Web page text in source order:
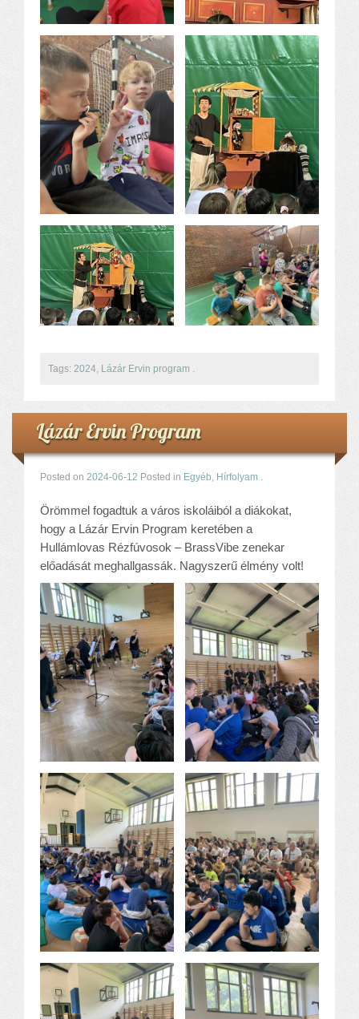
Komplex közlekedés Egészségfejlesztés
Nyelvi vetélkedő
Hagyománnyá tehető iskolai rendezvény
TÁMOP-3.1.6-11/2
TÁMOP-3.3.15.
TIOP-1.1.1-12/1
Kutyaterápia
RRF-1.2.4-25-2025-00053
Ökoiskola
Elérhetőségek
Fogadóóra
Tájékoztatás
Állásajánlatok
Tags: 2024, Lázár Ervin program .
Lázár Ervin Program
Posted on 2024-06-12 Posted in Egyéb, Hírfolyam .
Örömmel fogadtuk a város iskoláiból a diákokat,
hogy a Lázár Ervin Program keretében a
Hullámlovas Rézfúvosok – BrassVibe zenekar
előadását meghallgassák. Nagyszerű élmény volt!